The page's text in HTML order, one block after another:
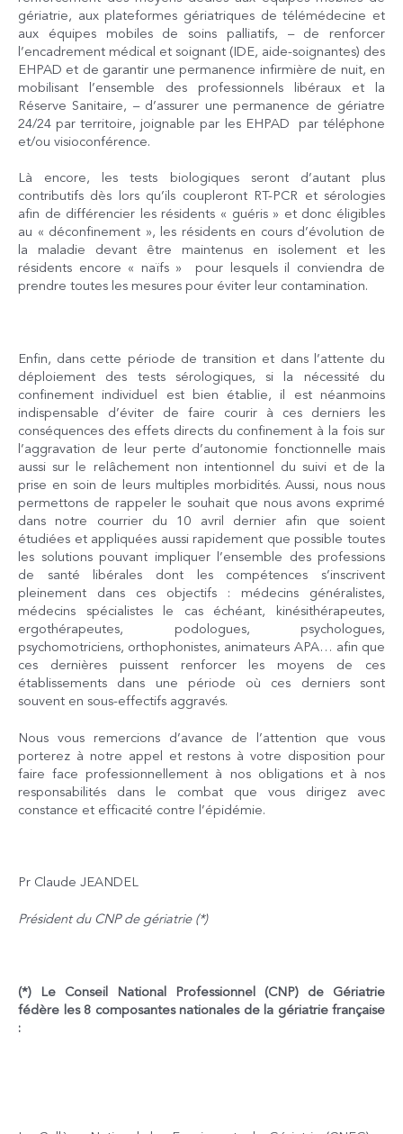
gériatrie, aux plateformes gériatriques de télémédecine et
aux équipes mobiles de soins palliatifs, – de renforcer
l’encadrement médical et soignant (IDE, aide-soignantes) des
EHPAD et de garantir une permanence infirmière de nuit, en
mobilisant l’ensemble des professionnels libéraux et la
Réserve Sanitaire, – d’assurer une permanence de gériatre
24/24 par territoire, joignable par les EHPAD par téléphone
et/ou visioconférence.
Là encore, les tests biologiques seront d’autant plus
contributifs dès lors qu’ils coupleront RT-PCR et sérologies
afin de différencier les résidents « guéris » et donc éligibles
au « déconfinement », les résidents en cours d’évolution de
la maladie devant être maintenus en isolement et les
résidents encore « naïfs » pour lesquels il conviendra de
prendre toutes les mesures pour éviter leur contamination.
Enfin, dans cette période de transition et dans l’attente du
déploiement des tests sérologiques, si la nécessité du
confinement individuel est bien établie, il est néanmoins
indispensable d’éviter de faire courir à ces derniers les
conséquences des effets directs du confinement à la fois sur
l’aggravation de leur perte d’autonomie fonctionnelle mais
aussi sur le relâchement non intentionnel du suivi et de la
prise en soin de leurs multiples morbidités. Aussi, nous nous
permettons de rappeler le souhait que nous avons exprimé
dans notre courrier du 10 avril dernier afin que soient
étudiées et appliquées aussi rapidement que possible toutes
les solutions pouvant impliquer l’ensemble des professions
de santé libérales dont les compétences s’inscrivent
pleinement dans ces objectifs : médecins généralistes,
médecins spécialistes le cas échéant, kinésithérapeutes,
ergothérapeutes, podologues, psychologues,
psychomotriciens, orthophonistes, animateurs APA… afin que
ces dernières puissent renforcer les moyens de ces
établissements dans une période où ces derniers sont
souvent en sous-effectifs aggravés.
Nous vous remercions d’avance de l’attention que vous
porterez à notre appel et restons à votre disposition pour
faire face professionnellement à nos obligations et à nos
responsabilités dans le combat que vous dirigez avec
constance et efficacité contre l’épidémie.
Pr Claude JEANDEL
Président du CNP de gériatrie (*)
(*) Le Conseil National Professionnel (CNP) de Gériatrie
fédère les 8 composantes nationales de la gériatrie française
: